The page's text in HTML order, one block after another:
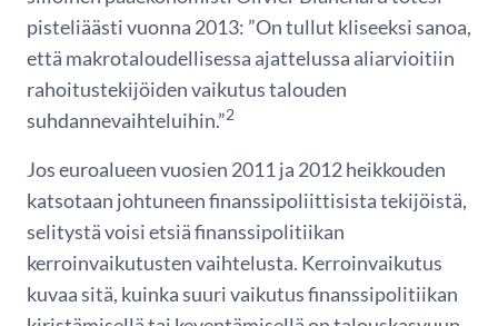
pisteliäästi vuonna 2013: ”On tullut kliseeksi sanoa,
että makrotaloudellisessa ajattelussa aliarvioitiin
rahoitustekijöiden vaikutus talouden
suhdannevaihteluihin.”2
Jos euroalueen vuosien 2011 ja 2012 heikkouden
katsotaan johtuneen finanssipoliittisista tekijöistä,
selitystä voisi etsiä finanssipolitiikan
kerroinvaikutusten vaihtelusta. Kerroinvaikutus
kuvaa sitä, kuinka suuri vaikutus finanssipolitiikan